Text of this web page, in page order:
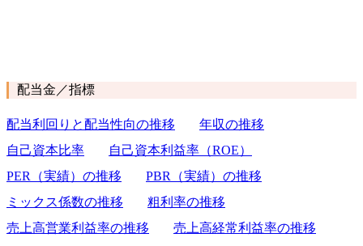
配当金／指標
配当利回りと配当性向の推移
年収の推移
自己資本比率
自己資本利益率（ROE）
PER（実績）の推移
PBR（実績）の推移
ミックス係数の推移
粗利率の推移
売上高営業利益率の推移
売上高経常利益率の推移